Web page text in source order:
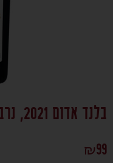
בלנד אדום 2021, נרבו מרטיאוס
₪99